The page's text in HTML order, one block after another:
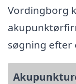
Vordingborg
søgning efter